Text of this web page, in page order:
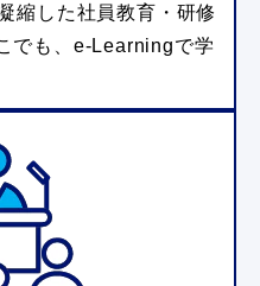
縮した社員教育・研修
でも、e-Learningで学